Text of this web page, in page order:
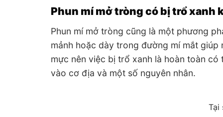
Phun mí mở tròng có bị trổ xanh
Phun mí mở tròng cũng là một phương
mảnh hoặc dày trong đường mí mắt
mực nên việc bị trổ xanh là hoàn toàn
vào cơ địa và một số nguyên nhân.
Tại